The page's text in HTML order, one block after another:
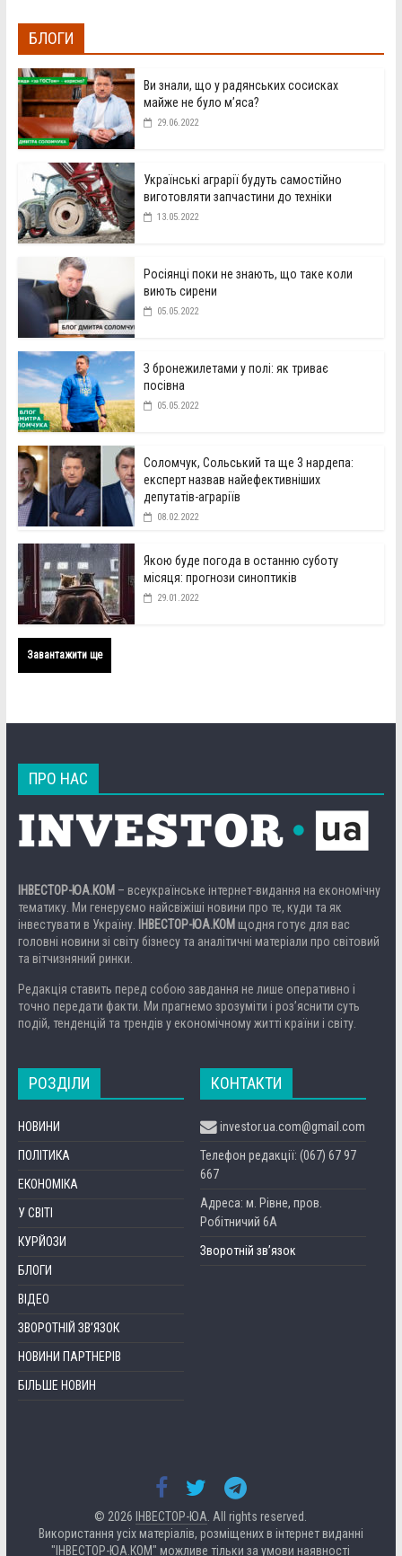
БЛОГИ
Ви знали, що у радянських сосисках
майже не було м’яса?
29.06.2022
Українські аграрії будуть самостійно
виготовляти запчастини до техніки
13.05.2022
Росіянці поки не знають, що таке коли
виють сирени
05.05.2022
З бронежилетами у полі: як триває
посівна
05.05.2022
Соломчук, Сольський та ще 3 нардепа:
експерт назвав найефективніших
депутатів-аграріїв
08.02.2022
Якою буде погода в останню суботу
місяця: прогнози синоптиків
29.01.2022
Завантажити ще
ПРО НАС
ІНВЕСТОР-ЮА.КОМ – всеукраїнське інтернет-видання на економічну
тематику. Ми генеруємо найсвіжіші новини про те, куди та як
інвестувати в Україну.
ІНВЕСТОР-ЮА.КОМ щодня готує для вас
головні новини зі світу бізнесу та аналітичні матеріали про світовий
та вітчизняний ринки.
Редакція ставить перед собою завдання не лише оперативно і
точно передати факти. Ми прагнемо зрозуміти і роз’яснити суть
подій, тенденцій та трендів у економічному житті країни і світу.
РОЗДІЛИ
НОВИНИ
ПОЛІТИКА
ЕКОНОМІКА
У СВІТІ
КУРЙОЗИ
БЛОГИ
ВІДЕО
ЗВОРОТНІЙ ЗВ’ЯЗОК
НОВИНИ ПАРТНЕРІВ
БІЛЬШЕ НОВИН
КОНТАКТИ
investor.ua.com@gmail.com
Телефон редакції: (067) 67 97
667
Адреса: м. Рівне, пров.
Робітничий 6А
Зворотній зв’язок
© 2026 ІНВЕСТОР-ЮА . All rights reserved.
Використання усіх матеріалів, розміщених в інтернет виданні
"ІНВЕСТОР-ЮА.КОМ" можливе тільки за умови наявності